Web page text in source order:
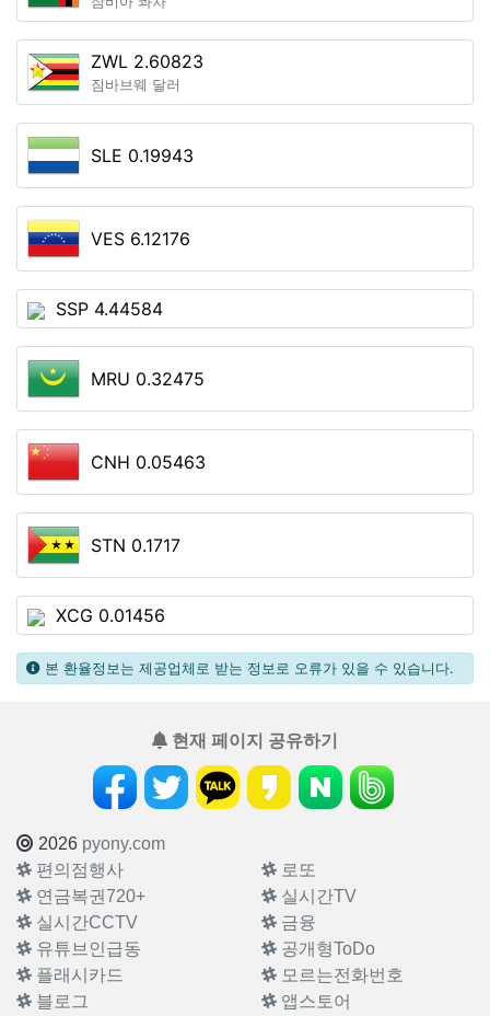
ZWL 2.60823
짐바브웨 달러
SLE 0.19943
VES 6.12176
SSP 4.44584
MRU 0.32475
CNH 0.05463
STN 0.1717
XCG 0.01456
본 환율정보는 제공업체로 받는 정보로 오류가 있을 수 있습니다.
현재 페이지 공유하기
2026 pyony.com
편의점행사
로또
연금복권720+
실시간TV
실시간CCTV
금융
유튜브인급동
공개형ToDo
플래시카드
모르는전화번호
블로그
앱스토어